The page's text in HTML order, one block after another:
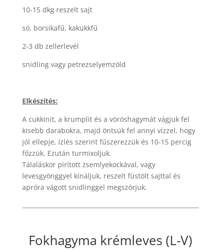
10-15 dkg reszelt sajt
só, borsikafű, kakukkfű
2-3 db zellerlevél
snidling vagy petrezselyemzöld
Elkészítés:
A cukkinit, a krumplit és a vöröshagymát vágjuk fel
kisebb darabokra, majd öntsük fel annyi vízzel, hogy
jól ellepje, ízlés szerint fűszerezzük és 10-15 percig
főzzük. Ezután turmixoljuk.
Tálaláskor pirított zsemlyekockával, vagy
levesgyönggyel kínáljuk, reszelt füstölt sajttal és
apróra vágott snidlinggel megszórjuk.
Fokhagyma krémleves (L-V)